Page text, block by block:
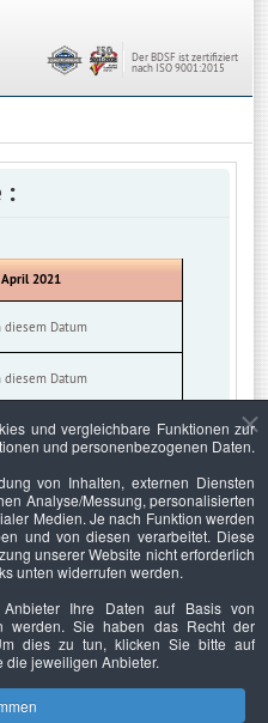
Der BDSF ist zertifiziert
nach ISO 9001:2015
:
2021
diesem Datum
diesem Datum
diesem Datum
diesem Datum
diesem Datum
diesem Datum
und vergleichbare Funktionen zur
und personenbezogenen Daten.
von Inhalten, externen Diensten
Analyse/Messung, personalisierten
Medien. Je nach Funktion werden
und von diesen verarbeitet. Diese
unserer Website nicht erforderlich
unten widerrufen werden.
Ihre Daten auf Basis von
werden. Sie haben das Recht der
dies zu tun, klicken Sie bitte auf
die jeweiligen Anbieter.